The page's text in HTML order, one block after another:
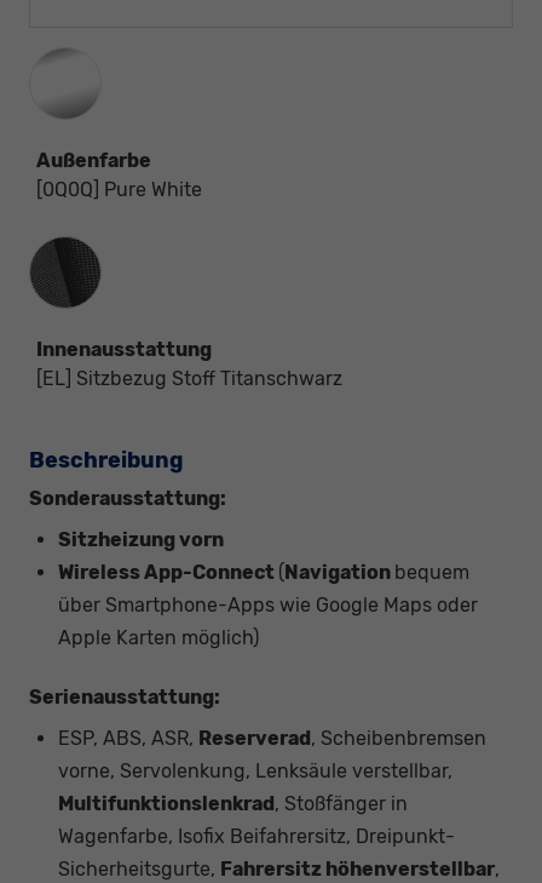
Außenfarbe
[0Q0Q] Pure White
Innenausstattung
Innenausstattung
[EL] Sitzbezug Stoff Titanschwarz
Beschreibung
Sonderausstattung:
Sitzheizung vorn
Wireless App-Connect ( Navigation bequem
über Smartphone-Apps wie Google Maps oder
Apple Karten möglich)
Serienausstattung:
ESP, ABS, ASR, Reserverad , Scheibenbremsen
vorne, Servolenkung, Lenksäule verstellbar,
Multifunktionslenkrad , Stoßfänger in
Wagenfarbe, Isofix Beifahrersitz, Dreipunkt-
Sicherheitsgurte, Fahrersitz höhenverstellbar,